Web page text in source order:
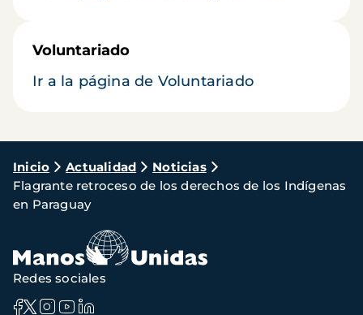
Voluntariado
Ir a la página de Voluntariado
Ruta
de
navegación
Inicio Actualidad
Noticias
Flagrante retroceso de los derechos de los Indígenas
en Paraguay
Redes sociales